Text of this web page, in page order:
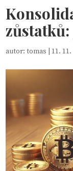
autor:tomas 11.